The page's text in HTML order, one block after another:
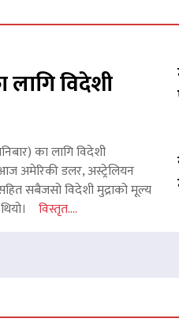
विदेशी
का लागि विदेशी
अमेरिकी डलर, अस्ट्रेलियन
सबैजसो विदेशी मुद्राको मूल्य
विस्तृत....
जारी,